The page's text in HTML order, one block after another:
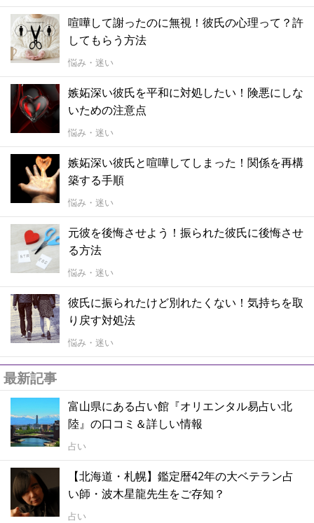
喧嘩して謝ったのに無視！彼氏の心理って？許
してもらう方法
悩み・迷い
嫉妬深い彼氏を平和に対処したい！険悪にしな
いための注意点
悩み・迷い
嫉妬深い彼氏と喧嘩してしまった！関係を再構
築する手順
悩み・迷い
元彼を後悔させよう！振られた彼氏に後悔させ
る方法
悩み・迷い
彼氏に振られたけど別れたくない！気持ちを取
り戻す対処法
悩み・迷い
最新記事
富山県にある占い館『オリエンタル易占い北
陸』の口コミ＆詳しい情報
占い
【北海道・札幌】鑑定暦42年の大ベテラン占
い師・波木星龍先生をご存知？
占い